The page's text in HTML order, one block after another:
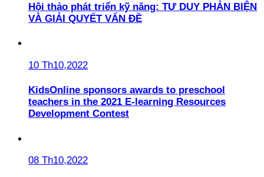
Hội thảo phát triển kỹ năng: TƯ DUY PHẢN BIỆN
VÀ GIẢI QUYẾT VẤN ĐỀ
10 Th10,2022
KidsOnline sponsors awards to preschool
teachers in the 2021 E-learning Resources
Development Contest
08 Th10,2022